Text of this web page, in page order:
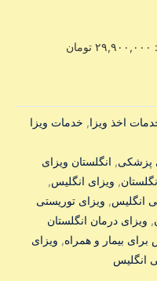
اخذ ویزا, خدمات ویزا
پزشکی, انگلستان ویزای
, ویزای انگلیس,
انگلیس, ویزای توریستی
, ویزای درمان انگلستان
برای بیمار و همراه, ویزای
انگلیس